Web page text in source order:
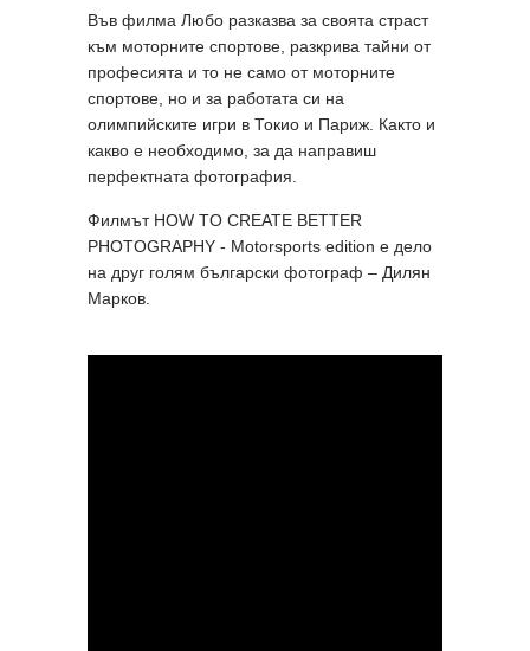
Във филма Любо разказва за своята страст
към моторните спортове, разкрива тайни от
професията и то не само от моторните
спортове, но и за работата си на
олимпийските игри в Токио и Париж. Както и
какво е необходимо, за да направиш
перфектната фотография.
Филмът HOW TO CREATE BETTER
PHOTOGRAPHY - Motorsports edition е дело
на друг голям български фотограф – Дилян
Марков.